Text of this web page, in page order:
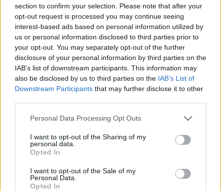
section to confirm your selection. Please note that after your
opt-out request is processed you may continue seeing
interest-based ads based on personal information utilized by
us or personal information disclosed to third parties prior to
your opt-out. You may separately opt-out of the further
disclosure of your personal information by third parties on the
IAB’s list of downstream participants. This information may
also be disclosed by us to third parties on the IAB’s List of
Downstream Participants that may further disclose it to other
Personal Data Processing Opt Outs
I want to opt-out of the Sharing of my
personal data.
Opted In
I want to opt-out of the Sale of my
Personal Data.
Opted In
T. Barnett: Gyilkosság a Garda-tónál 12.
rész
T. szereti a fiatal lányokat 13. rész
Minka 10. rész